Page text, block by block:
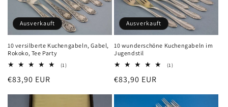
Ausverkauft
10 versilberte Kuchengabeln, Gabel,
Rokoko, Tee Party
(1)1
Normaler
€83,90 EUR
Ausverkauft
10 wunderschöne Kuchengabeln im
Jugendstil
(1)1
Normaler
€83,90 EUR